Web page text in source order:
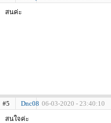
สนค่ะ
#5 Dnc08 06-03-2020 - 23:40:10
สนใจค่ะ